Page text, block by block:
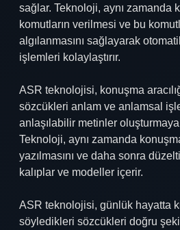
sağlar. Teknoloji, aynı zamanda
komutların verilmesi ve bu
algılanmasını sağlayarak
işlemleri kolaylaştırır.
ASR teknolojisi, konuşma
sözcükleri anlam ve anlamsal
anlaşılabilir metinler oluşturmaya
Teknoloji, aynı zamanda
yazılmasını ve daha sonra
kalıplar ve modeller içerir.
ASR teknolojisi, günlük hayatta
söyledikleri sözcükleri doğru